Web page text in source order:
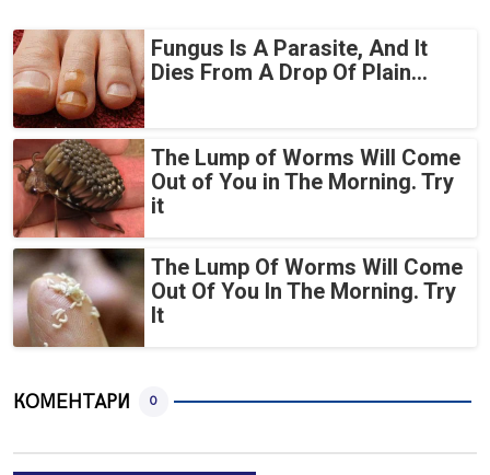
Fungus Is A Parasite, And It
Dies From A Drop Of Plain...
The Lump of Worms Will Come
Out of You in The Morning. Try
it
The Lump Of Worms Will Come
Out Of You In The Morning. Try
It
КОМЕНТАРИ 0